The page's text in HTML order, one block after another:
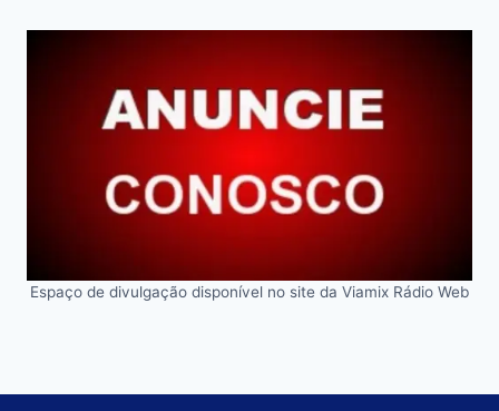
Espaço de divulgação disponível no site da Viamix Rádio Web